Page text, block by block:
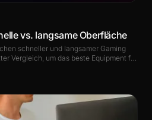
vs. langsame Oberfläche
schneller und langsamer Gaming
Vergleich, um das beste Equipment für